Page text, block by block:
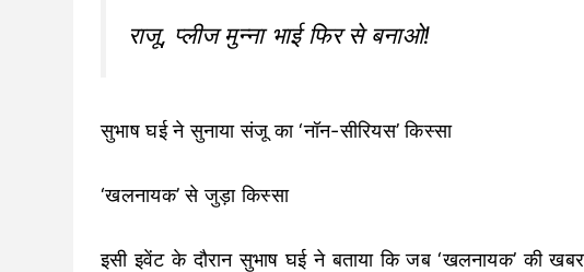
राजू, प्लीज मुन्ना भाई फिर से बनाओ!
सुभाष घई ने सुनाया संजू का ‘नॉन-सीरियस’ किस्सा
‘खलनायक’ से जुड़ा किस्सा
इसी इवेंट के दौरान सुभाष घई ने बताया कि जब ‘खलनायक’ की